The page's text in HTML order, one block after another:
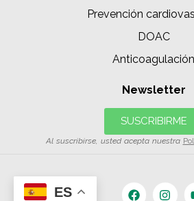
Prevención
DOAC
Anticoagulación
Newsletter
SUSCRIBIRME
Al suscribirse, usted acepta nuestra
ES